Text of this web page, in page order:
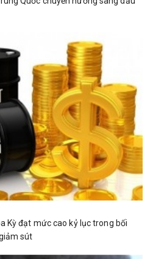
Kỳ đạt mức cao kỷ lục trong bối
sút